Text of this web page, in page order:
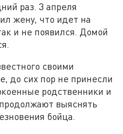
раз. 3 апреля
жену, что идет на
и не появился. Домой
своими
до сих пор не принесли
родственники и
выяснять
бойца.